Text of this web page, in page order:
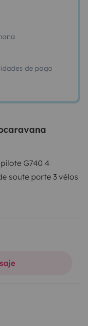
de pago
G740 4
soute porte 3 vélos